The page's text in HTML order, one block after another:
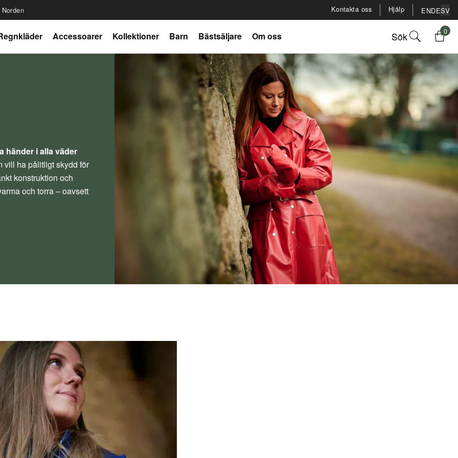
Kontakta oss Hjälp ENDESV
Accessoarer Kollektioner Barn Bästsäljare Om oss Sök 0
händer i alla väder
vill ha pålitligt skydd för
konstruktion och
och torra – oavsett